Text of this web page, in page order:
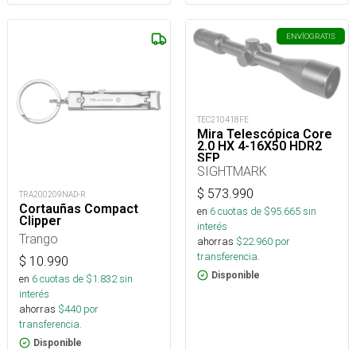
TRA200209NAD-R
Cortauñas Compact
Clipper
Trango
$ 10.990
en 6cuotas de $1.832sin
interés
ahorras $440 por
transferencia.
Disponible
ENVÍOGRATIS
TEC210418FE
Mira Telescópica Core
2.0 HX 4-16X50 HDR2
SFP
SIGHTMARK
$ 573.990
en 6cuotas de $95.665sin
interés
ahorras $22.960 por
transferencia.
Disponible